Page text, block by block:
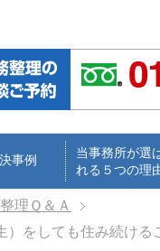
事例
当事務所が選
れる５つの理
理Ｑ＆Ａ
をしても住み続ける